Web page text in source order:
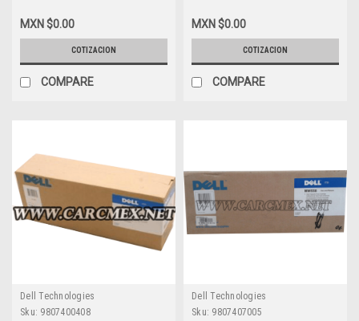
EN CAJA) NEW DELL MW558 ,
24B0771,2S1651
MXN $0.00
COTIZACION
COMPARE
DELL RP441, GR299, 310-
8708, A7247612
MXN $0.00
COTIZACION
COMPARE
Dell Technologies
Sku: 9807400408
Dell Technologies
Sku: 9807407005